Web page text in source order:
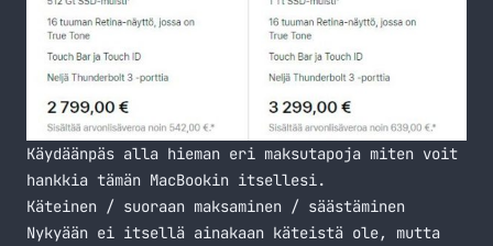
Käydäänpäs alla hieman eri maksutapoja miten voit
hankkia tämän MacBookin itsellesi.
Käteinen / suoraan maksaminen / säästäminen
Nykyään ei itsellä ainakaan käteistä ole, mutta